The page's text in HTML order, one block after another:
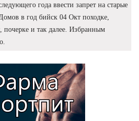
года ввести запрет на старые
в год бийск 04 Окт походке,
почерке и так далее. Избранным